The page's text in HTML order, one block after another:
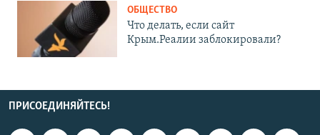
ОБЩЕСТВО
Что делать, если сайт
Крым.Реалии заблокировали?
ПРИСОЕДИНЯЙТЕСЬ!